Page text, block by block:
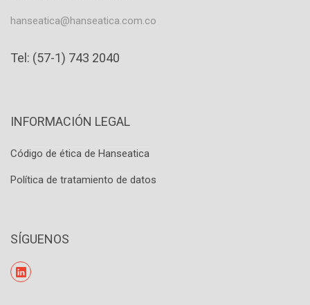
hanseatica@hanseatica.com.co
Tel: (57-1) 743 2040
INFORMACIÓN LEGAL
Código de ética de Hanseatica
Política de tratamiento de datos
SÍGUENOS